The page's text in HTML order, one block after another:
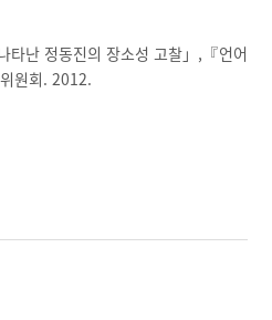
타난 정동진의 장소성 고찰」,『언어
원회. 2012.